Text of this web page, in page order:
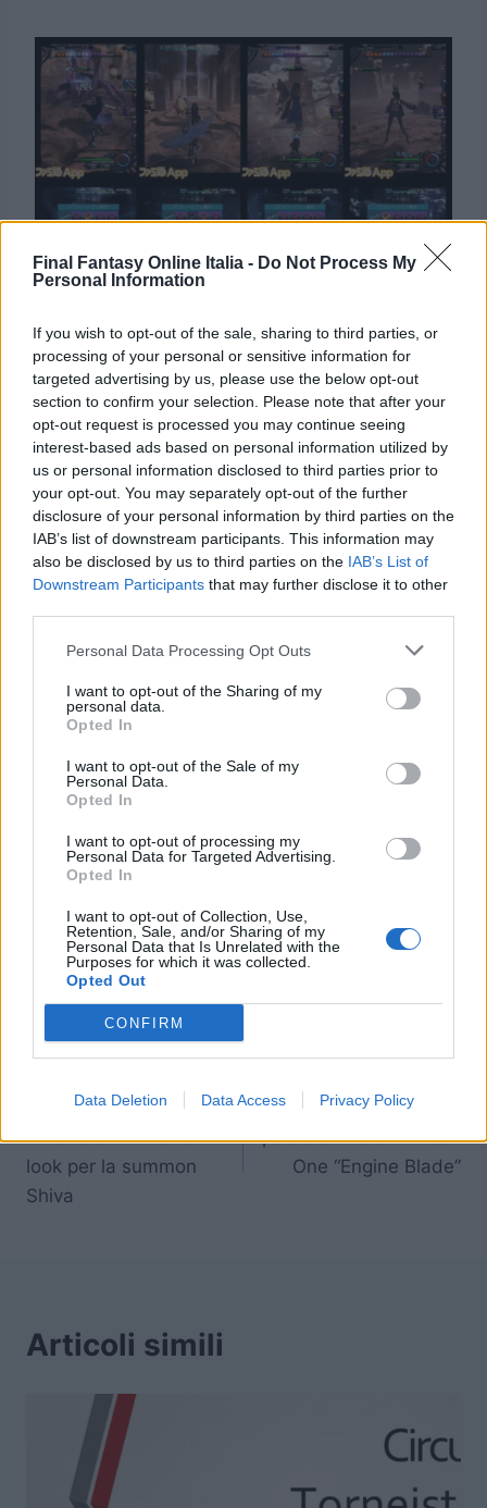
Final Fantasy Online Italia - Do Not Process My
Personal Information
If you wish to opt-out of the sale, sharing to third parties, or
processing of your personal or sensitive information for
targeted advertising by us, please use the below opt-out
section to confirm your selection. Please note that after your
opt-out request is processed you may continue seeing
interest-based ads based on personal information utilized by
us or personal information disclosed to third parties prior to
your opt-out. You may separately opt-out of the further
disclosure of your personal information by third parties on the
IAB’s list of downstream participants. This information may
also be disclosed by us to third parties on the IAB’s List of
Downstream Participants that may further disclose it to other
Personal Data Processing Opt Outs
I want to opt-out of the Sharing of my
personal data.
Opted In
I want to opt-out of the Sale of my
Personal Data.
Opted In
I want to opt-out of processing my
Personal Data for Targeted Advertising.
Opted In
I want to opt-out of Collection, Use,
Retention, Sale, and/or Sharing of my
Personal Data that Is Unrelated with the
Purposes for which it was collected.
Opted Out
CONFIRM
Data Deletion Data Access Privacy Policy
Vale la pena notare cheMobius Final Fantasy
è uscito in Giappone da oltre un anno ormai e,
per tanto, ci vorrà ancora parecchio tempo
prima di avere Meir come personaggio
giocabile anche nella versione occidentale,
uscita solo quest’estate. Comunque aspettatevi
molte più sue apparizioni nei progressi della
storia in arrivo in questi mesi.
Potreste comunque averla già conosciuta come
Azure Witch” nella modalità multiplayer Rings
of Brave, recentemente aggiunta al gioco.
Final Fantasy XV:
Mostrato un nuovo
look per la summon
Shiva
Ecco il modello
personalizzato di Xbox
One “Engine Blade”
Articoli simili